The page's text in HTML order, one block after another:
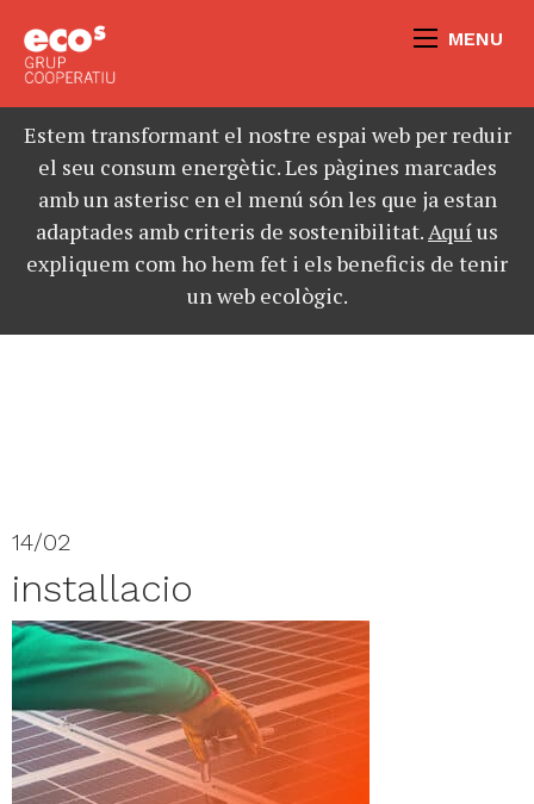
MENU
Estem transformant el nostre espai web per reduir
el seu consum energètic. Les pàgines marcades
amb un asterisc en el menú són les que ja estan
adaptades amb criteris de sostenibilitat.Aquíus
expliquem com ho hem fet i els beneficis de tenir
un web ecològic.
14/02
installacio